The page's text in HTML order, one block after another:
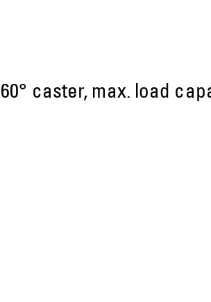
caster, max. load